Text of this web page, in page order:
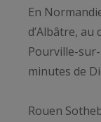
En
d’Albâtre,
Pourville-
minutes de
Rouen